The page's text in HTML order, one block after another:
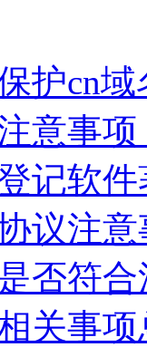
护cn域
意事项
记软
议注意
否符合
关事项